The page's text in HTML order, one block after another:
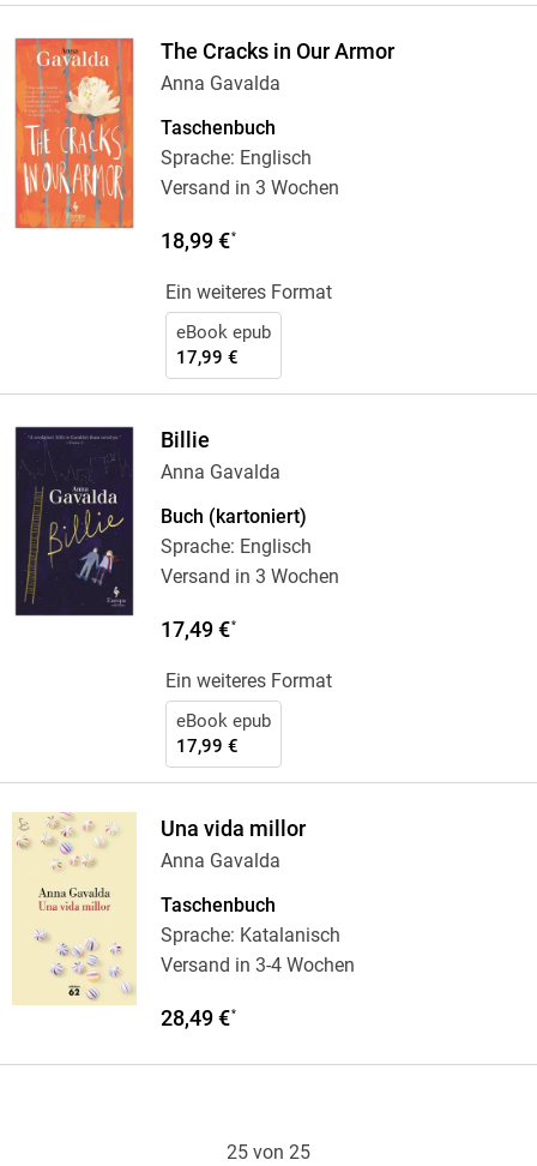
The Cracks in Our Armor
Anna Gavalda
Taschenbuch
Sprache: Englisch
Versand in 3 Wochen
18,99 €*
Ein weiteres Format
eBook epub
17,99 €
Billie
Anna Gavalda
Buch (kartoniert)
Sprache: Englisch
Versand in 3 Wochen
17,49 €*
Ein weiteres Format
eBook epub
17,99 €
Una vida millor
Anna Gavalda
Taschenbuch
Sprache: Katalanisch
Versand in 3-4 Wochen
28,49 €*
25 von 25